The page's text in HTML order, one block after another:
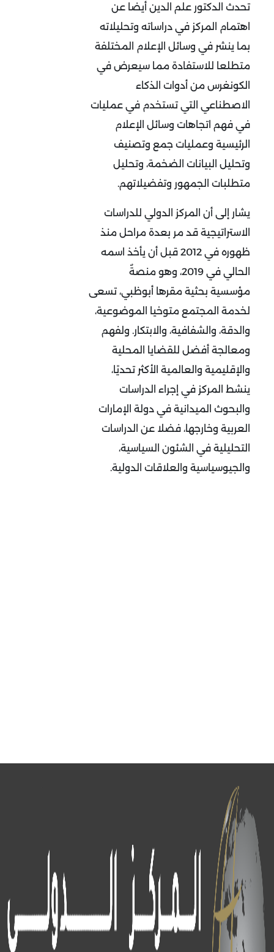
تحدث الدكتور علم الدين أيضا عن
اهتمام المركز في دراساته وتحليلاته
بما ينشر في وسائل الإعلام المختلفة
متطلعا للاستفادة مما سيعرض في
الكونغرس من أدوات الذكاء
الاصطناعي التي تستخدم في عمليات
في فهم اتجاهات وسائل الإعلام
الرئيسية وعمليات جمع وتصنيف
وتحليل البيانات الضخمة، وتحليل
متطلبات الجمهور وتفضيلاتهم.
يشار إلى أن المركز الدولي للدراسات
الاستراتيجية قد مر بعدة مراحل منذ
ظهوره في 2012 قبل أن يأخذ اسمه
الحالي في 2019، وهو منصةٌ
مؤسسية بحثية مقرها أبوظبي، تسعى
لخدمة المجتمع متوخيا الموضوعية،
والدقة، والشفافية، والابتكار. ولفهم
ومعالجة أفضل للقضايا المحلية
والإقليمية والعالمية الأكثر تحديًا،
ينشط المركز في إجراء الدراسات
والبحوث الميدانية في دولة الإمارات
العربية وخارجها، فضلا عن الدراسات
التحليلية في الشئون السياسية،
والجيوسياسية والعلاقات الدولية.